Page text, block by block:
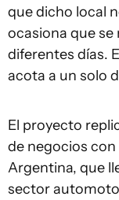
que dicho local
ocasiona que
diferentes días.
acota a un solo
El proyecto
de negocios
Argentina, que
sector